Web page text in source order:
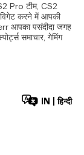
Pro टीम, CS2
करने में आपकी
आपका पसंदीदा जगह
समाचार, गेमिंग
IN |हिन्दी